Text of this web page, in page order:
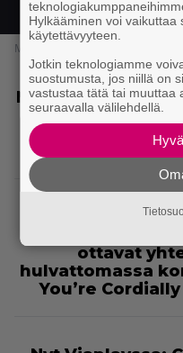
Mainos
Nyt Viaplayssa:
27. kausi
satiirin
menettänyt
Nyt
ottavat
hulvattomassa
You’re
Hylkääminen voi vaikuttaa
käytettävyyteen.
Jotkin teknologiamme
suostumusta, jos niillä on
vastustaa tätä tai muuttaa
seuraavalla välilehdellä.